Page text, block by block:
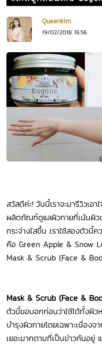
Queenkim
19/02/2018 16:56
สวัสดีค่ะ! วันนี้เราจะมารีวิวเ
ผลิตภัณฑ์ดูแลผิวกายที่เน้นผิว
กระจ่างใสขึ้น เราใช้สองตัวนี้
คือ Green Apple & Snow
Mask & Scrub (Face &
Mask & Scrub (Face &
ตัวนี้ขอบอกก่อนว่าใช้ได้ทั้งผิว
บำรุงผิวกายโดยเฉพาะเนื่อง
เยอะมากตามที่เป็นข่าวกันอยู่